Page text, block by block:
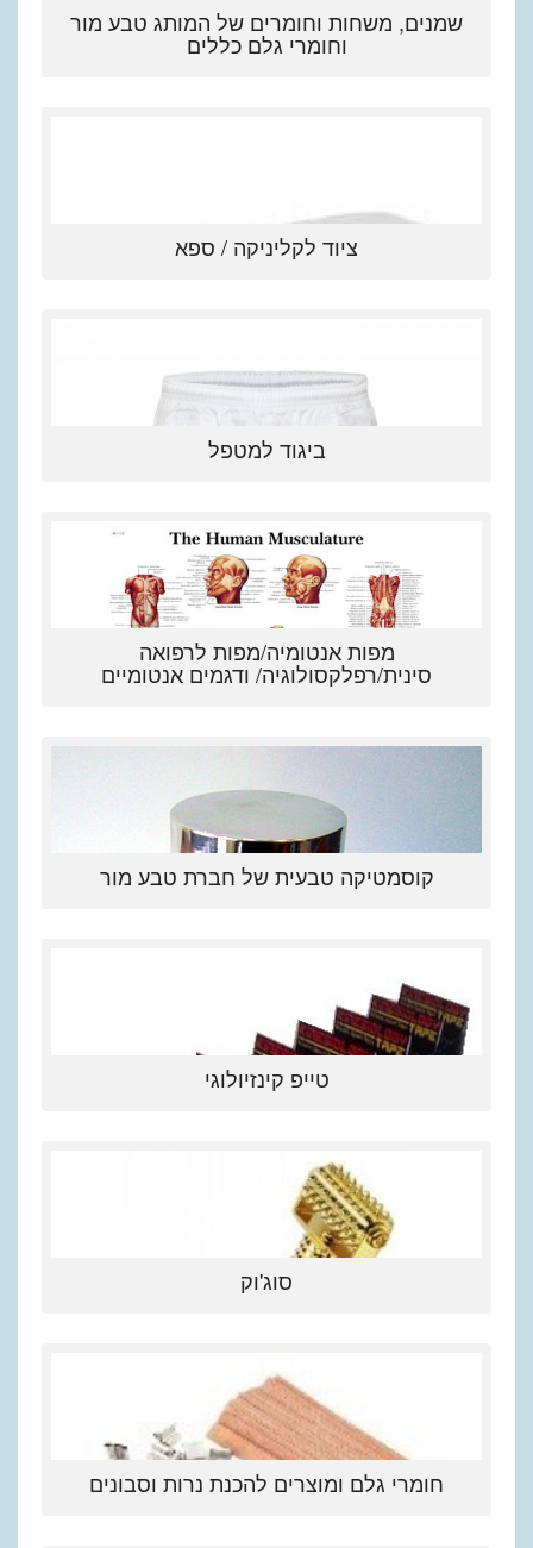
שמנים, משחות וחומרים של המותג טבע מור
וחומרי גלם כללים
ציוד לקליניקה / ספא
ביגוד למטפל
מפות אנטומיה/מפות לרפואה
סינית/רפלקסולוגיה/ ודגמים אנטומיים
קוסמטיקה טבעית של חברת טבע מור
טייפ קינזיולוגי
סוג'וק
חומרי גלם ומוצרים להכנת נרות וסבונים